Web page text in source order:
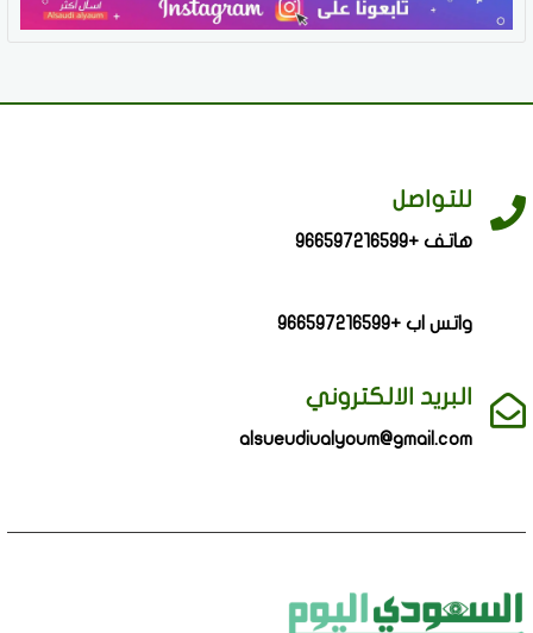
للتواصل
هاتف +966597216599
واتس اب +966597216599
البريد الالكتروني
alsueudiualyoum@gmail.com